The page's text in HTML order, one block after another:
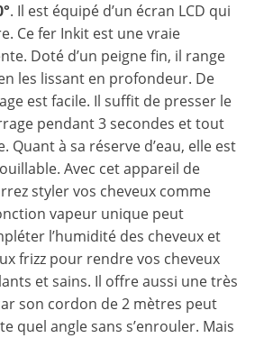
. Il est équipé d’un écran LCD qui
Ce fer Inkit est une vraie
Doté d’un peigne fin, il range
les lissant en profondeur. De
est facile. Il suffit de presser le
pendant 3 secondes et tout
Quant à sa réserve d’eau, elle est
Avec cet appareil de
styler vos cheveux comme
vapeur unique peut
l’humidité des cheveux et
frizz pour rendre vos cheveux
et sains. Il offre aussi une très
son cordon de 2 mètres peut
quel angle sans s’enrouler. Mais